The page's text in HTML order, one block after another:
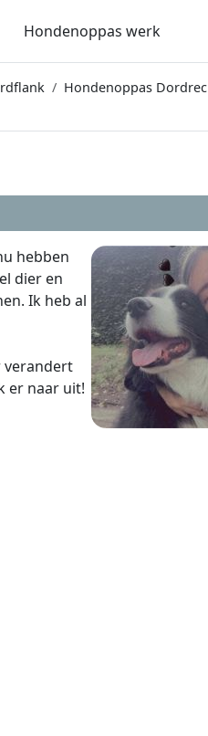
Hondenoppas werk
Hondenoppas
hebben
dier en
Ik heb al
verandert
er naar uit!